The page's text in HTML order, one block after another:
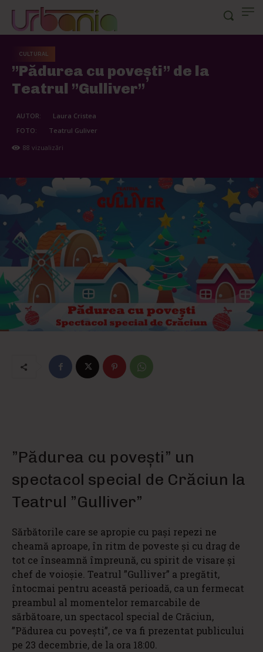
CULTURAL
”Pădurea cu povești” de la
Teatrul ”Gulliver”
AUTOR:
Laura Cristea
FOTO:
Teatrul Guliver
88 vizualizări
”Pădurea cu povești” un
spectacol special de Crăciun la
Teatrul ”Gulliver”
Sărbătorile care se apropie cu pași repezi ne
cheamă aproape, în ritm de poveste și cu drag de
tot ce înseamnă împreună, cu spirit de visare și
chef de voioșie. Teatrul ”Gulliver” a pregătit,
întocmai pentru această perioadă, ca un fermecat
preambul al momentelor remarcabile de
sărbătoare, un spectacol special de Crăciun,
”Pădurea cu povești”, ce va fi prezentat publicului
pe 23 decembrie, de la ora 18:00.